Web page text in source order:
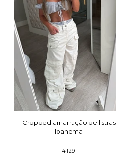
Cropped amarração de listras
Ipanema
4129